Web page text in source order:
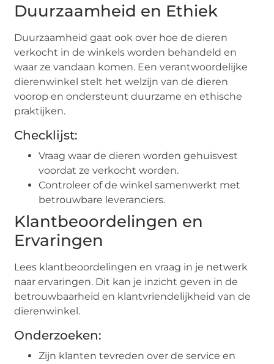
Duurzaamheid en Ethiek
Duurzaamheid gaat ook over hoe de dieren
verkocht in de winkels worden behandeld en
waar ze vandaan komen. Een verantwoordelijke
dierenwinkel stelt het welzijn van de dieren
voorop en ondersteunt duurzame en ethische
praktijken.
Checklijst:
Vraag waar de dieren worden gehuisvest
voordat ze verkocht worden.
Controleer of de winkel samenwerkt met
betrouwbare leveranciers.
Klantbeoordelingen en
Ervaringen
Lees klantbeoordelingen en vraag in je netwerk
naar ervaringen. Dit kan je inzicht geven in de
betrouwbaarheid en klantvriendelijkheid van de
dierenwinkel.
Onderzoeken:
Zijn klanten tevreden over de service en